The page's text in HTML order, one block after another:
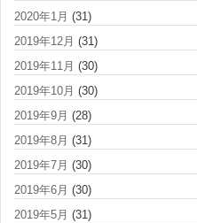
2020年1月 (31)
2019年12月 (31)
2019年11月 (30)
2019年10月 (30)
2019年9月 (28)
2019年8月 (31)
2019年7月 (30)
2019年6月 (30)
2019年5月 (31)